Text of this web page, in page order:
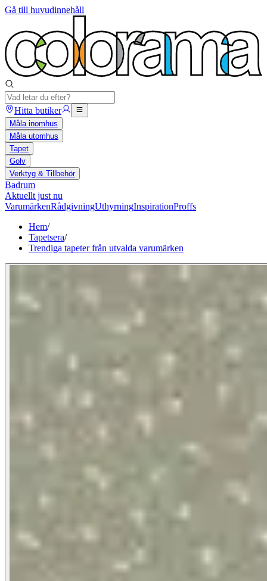
Gå till huvudinnehåll
Hitta butiker
Måla inomhus
Måla utomhus
Tapet
Golv
Verktyg & Tillbehör
Badrum
Aktuellt just nu
VarumärkenRådgivningUthyrningInspirationProffs
Hem/
Tapetsera/
Trendiga tapeter från utvalda varumärken